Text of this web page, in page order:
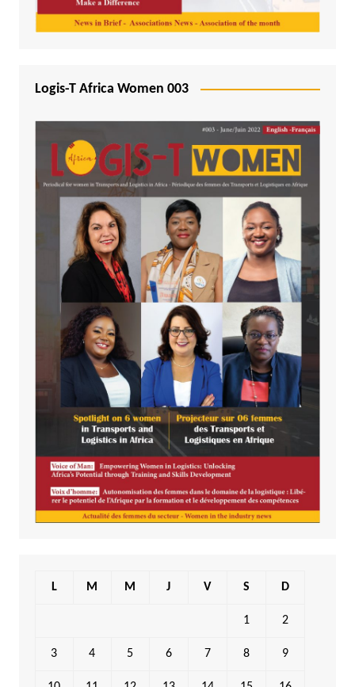
Logis-T Africa Women 003
L M M J V S D
1 2
3 4 5 6 7 8 9